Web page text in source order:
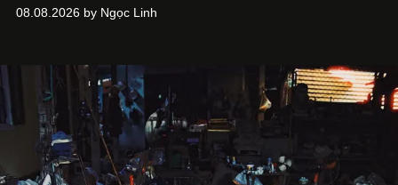
sử dụng bảng màu nâu sữa, kem, trắng ngà cùng những
quán cà phê. Dưới đây là những mẫu nail được yêu thích
nhất của xu hướng này.
08.08.2026 by Ngọc Linh